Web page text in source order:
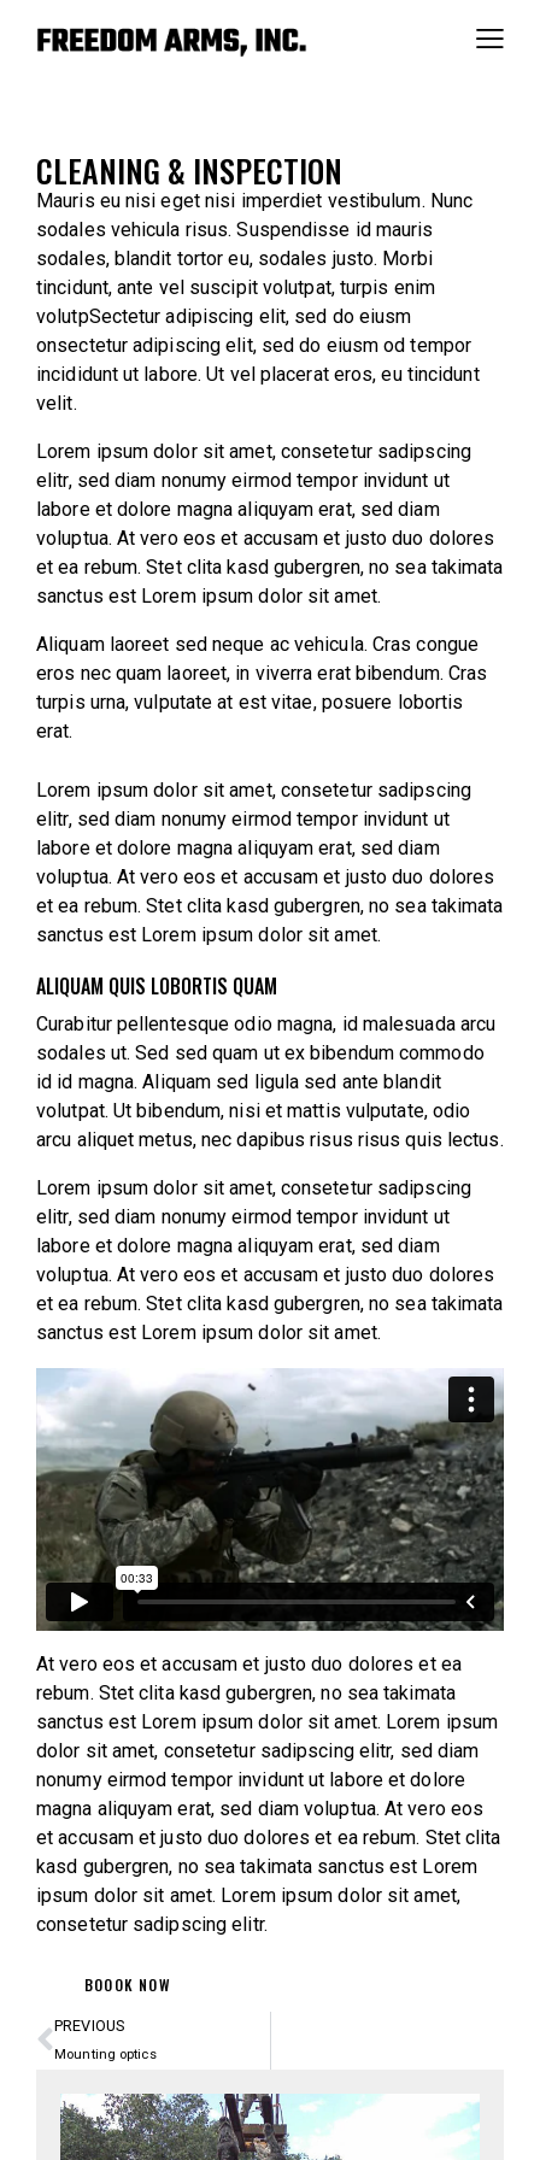
CLEANING & INSPECTION
Mauris eu nisi eget nisi imperdiet vestibulum. Nunc
sodales vehicula risus. Suspendisse id mauris
sodales, blandit tortor eu, sodales justo. Morbi
tincidunt, ante vel suscipit volutpat, turpis enim
volutpSectetur adipiscing elit, sed do eiusm
onsectetur adipiscing elit, sed do eiusm od tempor
incididunt ut labore. Ut vel placerat eros, eu tincidunt
velit.
Lorem ipsum dolor sit amet, consetetur sadipscing
elitr, sed diam nonumy eirmod tempor invidunt ut
labore et dolore magna aliquyam erat, sed diam
voluptua. At vero eos et accusam et justo duo dolores
et ea rebum. Stet clita kasd gubergren, no sea takimata
sanctus est Lorem ipsum dolor sit amet.
Aliquam laoreet sed neque ac vehicula. Cras congue
eros nec quam laoreet, in viverra erat bibendum. Cras
turpis urna, vulputate at est vitae, posuere lobortis
erat.
Lorem ipsum dolor sit amet, consetetur sadipscing
elitr, sed diam nonumy eirmod tempor invidunt ut
labore et dolore magna aliquyam erat, sed diam
voluptua. At vero eos et accusam et justo duo dolores
et ea rebum. Stet clita kasd gubergren, no sea takimata
sanctus est Lorem ipsum dolor sit amet.
ALIQUAM QUIS LOBORTIS QUAM
Curabitur pellentesque odio magna, id malesuada arcu
sodales ut. Sed sed quam ut ex bibendum commodo
id id magna. Aliquam sed ligula sed ante blandit
volutpat. Ut bibendum, nisi et mattis vulputate, odio
arcu aliquet metus, nec dapibus risus risus quis lectus.
Lorem ipsum dolor sit amet, consetetur sadipscing
elitr, sed diam nonumy eirmod tempor invidunt ut
labore et dolore magna aliquyam erat, sed diam
voluptua. At vero eos et accusam et justo duo dolores
et ea rebum. Stet clita kasd gubergren, no sea takimata
sanctus est Lorem ipsum dolor sit amet.
At vero eos et accusam et justo duo dolores et ea
rebum. Stet clita kasd gubergren, no sea takimata
sanctus est Lorem ipsum dolor sit amet. Lorem ipsum
dolor sit amet, consetetur sadipscing elitr, sed diam
nonumy eirmod tempor invidunt ut labore et dolore
magna aliquyam erat, sed diam voluptua. At vero eos
et accusam et justo duo dolores et ea rebum. Stet clita
kasd gubergren, no sea takimata sanctus est Lorem
ipsum dolor sit amet. Lorem ipsum dolor sit amet,
consetetur sadipscing elitr.
BOOOK NOW
PREVIOUS
Mounting optics